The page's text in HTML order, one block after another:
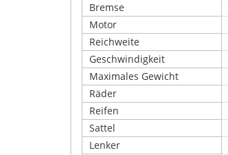
Bremse
Motor
Reichweite
Geschwindigkeit
Maximales Gewicht
Räder
Reifen
Sattel
Lenker